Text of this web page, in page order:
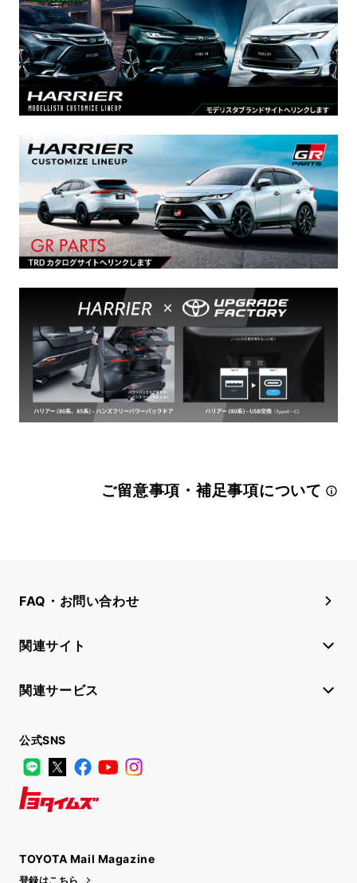
ご留意事項・補足事項について
FAQ・お問い合わせ
関連サイト
関連サービス
公式SNS
LINE
X FacebookYouTube
TOYOTA Mail Magazine
登録はこちら